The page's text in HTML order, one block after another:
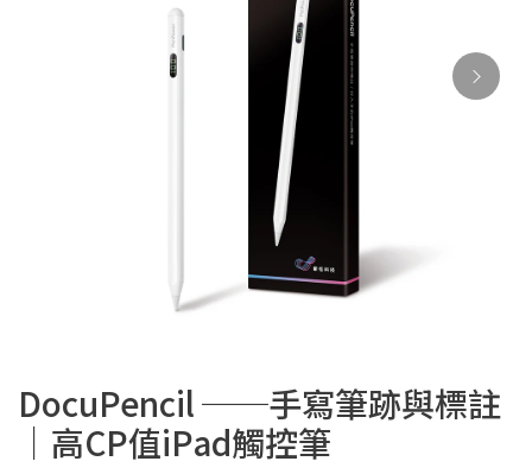
DocuPencil ──手寫筆跡與標註
｜高CP值iPad觸控筆